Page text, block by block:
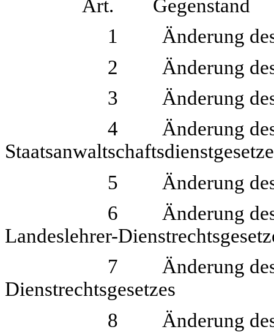
Art. Gegenstand
1 Änderung des
2 Änderung des
3 Änderung des
4 Änderung des
5 Änderung des
6 Änderung des
Landeslehrer-
7 Änderung des
Dienstrechtsgesetzes
8 Änderung des